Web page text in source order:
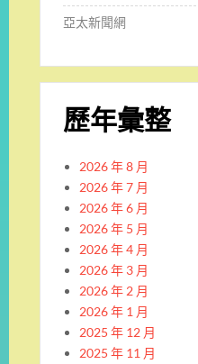
亞太新聞網
歷年彙整
2026 年 8 月
2026 年 7 月
2026 年 6 月
2026 年 5 月
2026 年 4 月
2026 年 3 月
2026 年 2 月
2026 年 1 月
2025 年 12 月
2025 年 11 月